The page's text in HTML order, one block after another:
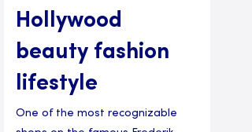
Hollywood
beauty fashion
lifestyle
One of the most recognizable